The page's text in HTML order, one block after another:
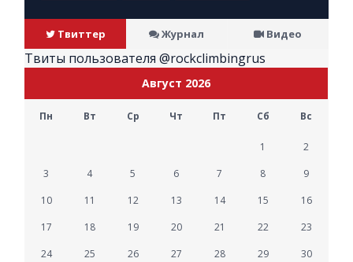
Твиттер Журнал Видео
Твиты пользователя @rockclimbingrus
Август 2026
Пн Вт Ср Чт Пт Сб Вс
1
2
3
4 5 6 7 8
9
10
11 12 13 14 15
16
17
18 19 20 21 22
23
24
25 26 27 28 29
30